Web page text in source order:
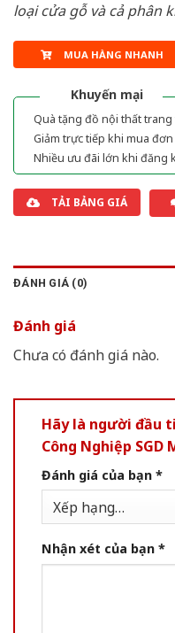
loại cửa gỗ và cả phân
MUA HÀNG NHANH
Khuyến mại
Quà tặng đồ nội thất
Giảm trực tiếp khi mua
Nhiều ưu đãi lớn khi đăng
TẢI BẢNG GIÁ
ĐÁNH GIÁ (0)
Đánh giá
Chưa có đánh giá nào.
Hãy là người đầu
Công Nghiệp SGD
Đánh giá của bạn *
Nhận xét của bạn *